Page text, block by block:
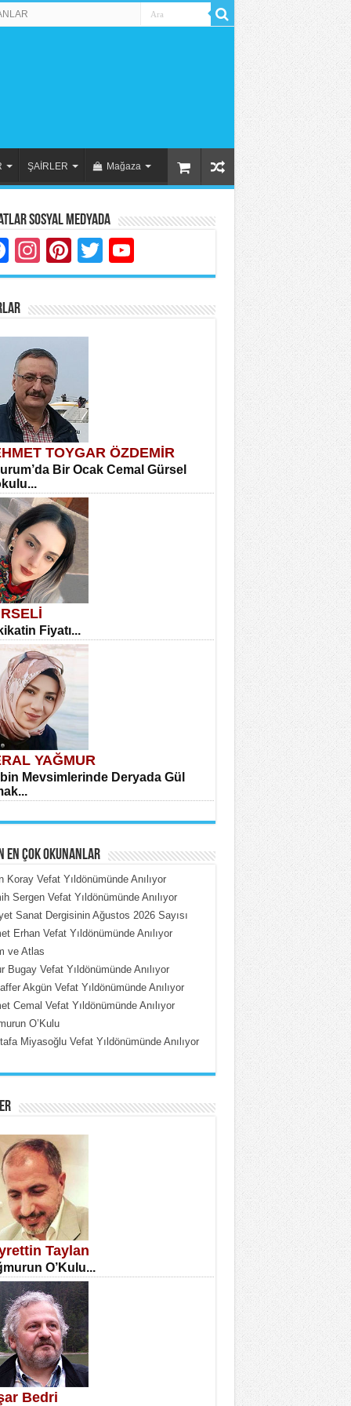
ŞAİRLER Mağaza
Sosyal Medyada
Facebook
Instagram
Pinterest
Twitter
TOYGAR ÖZDEMİR
Bir Ocak Cemal Gürsel
Fiyatı...
YAĞMUR
Mevsimlerinde Deryada Gül
ÇOBAN
Put Dışardaki Maskeler...
ÜMİT ÇETİNKAYA
DİLEK ARSLAN
Günü Mahkemesi...
EN ÇOK OKUNANLAR
Koray Vefat Yıldönümünde Anılıyor
Sergen Vefat Yıldönümünde Anılıyor
Sanat Dergisinin Ağustos 2026 Sayısı
Erhan Vefat Yıldönümünde Anılıyor
ve Atlas
Bugay Vefat Yıldönümünde Anılıyor
Akgün Vefat Yıldönümünde Anılıyor
Cemal Vefat Yıldönümünde Anılıyor
O’Kulu
Miyasoğlu Vefat Yıldönümünde Anılıyor
Taylan
O’Kulu...
Bedri